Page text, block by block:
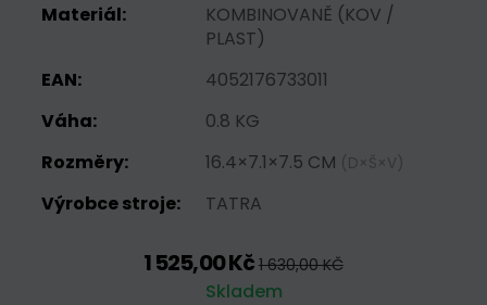
Materiál:
KOMBINOVANĚ (KOV /
PLAST)
EAN:
4052176733011
Váha:
0.8 KG
Rozměry:
16.4×7.1×7.5 CM (D×Š×V)
Výrobce stroje: TATRA
1 525,00 Kč 1 630,00 KČ
Skladem